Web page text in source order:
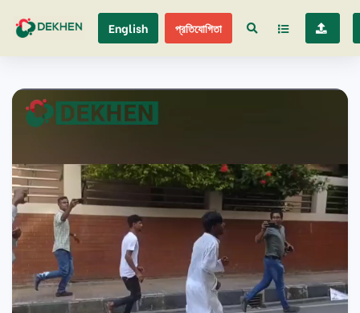
English প্রতিযোগিতা